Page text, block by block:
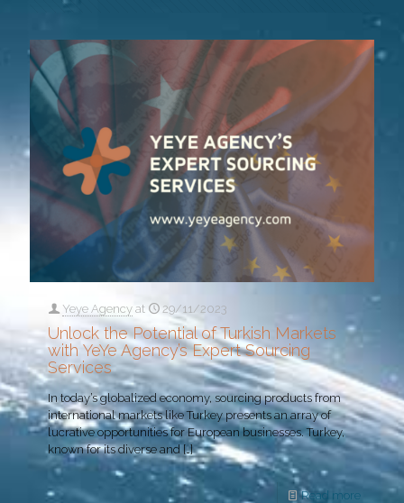
Yeye Agency at 29/11/2023
Unlock the Potential of Turkish Markets
with YeYe Agency’s Expert Sourcing
Services
In today’s globalized economy, sourcing products from
international markets like Turkey presents an array of
lucrative opportunities for European businesses. Turkey,
known for its diverse and […]
Read more